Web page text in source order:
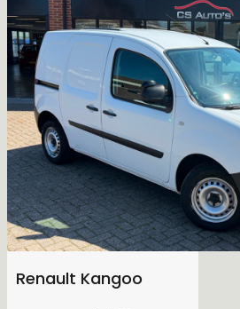
Renault Kangoo